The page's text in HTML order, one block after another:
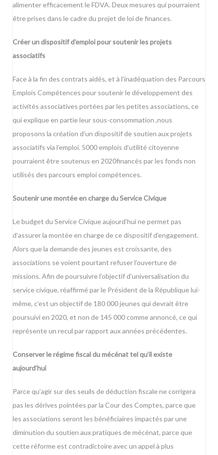
alimenter efficacement le FDVA. Deux mesures qui pourraient
être prises dans le cadre du projet de loi de finances.
Créer un dispositif d’emploi pour soutenir les projets
associatifs
Face à la fin des contrats aidés, et à l’inadéquation des Parcours
Emplois Compétences pour soutenir le développement des
activités associatives portées par les petites associations, ce
qui explique en partie leur sous-consommation ,nous
proposons la création d’un dispositif de soutien aux projets
associatifs via l’emploi. 5000 emplois d’utilité citoyenne
pourraient être soutenus en 2020financés par les fonds non
utilisés des parcours emploi compétences.
Soutenir une montée en charge du Service Civique
Le budget du Service Civique aujourd’hui ne permet pas
d’assurer la montée en charge de ce dispositif d’engagement.
Alors que la demande des jeunes est croissante, des
associations se voient pourtant refuser l’ouverture de
missions. Afin de poursuivre l’objectif d’universalisation du
service civique, réaffirmé par le Président de la République lui-
même, c’est un objectif de 180 000 jeunes qui devrait être
poursuivi en 2020, et non de 145 000 comme annoncé, ce qui
représente un recul par rapport aux années précédentes.
Conserver le régime fiscal du mécénat tel qu’il existe
aujourd’hui
Parce qu’agir sur des seuils de déduction fiscale ne corrigera
pas les dérives pointées par la Cour des Comptes, parce que
les associations seront les bénéficiaires impactés par une
diminution du soutien aux pratiques de mécénat, parce que
cette réforme est contradictoire avec un appel à plus